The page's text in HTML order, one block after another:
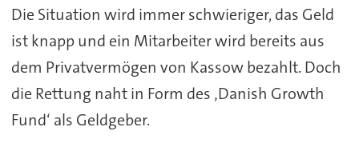
Die Situation wird immer schwieriger, das Geld
ist knapp und ein Mitarbeiter wird bereits aus
dem Privatvermögen von Kassow bezahlt. Doch
die Rettung naht in Form des ‚Danish Growth
Fund‘ als Geldgeber.